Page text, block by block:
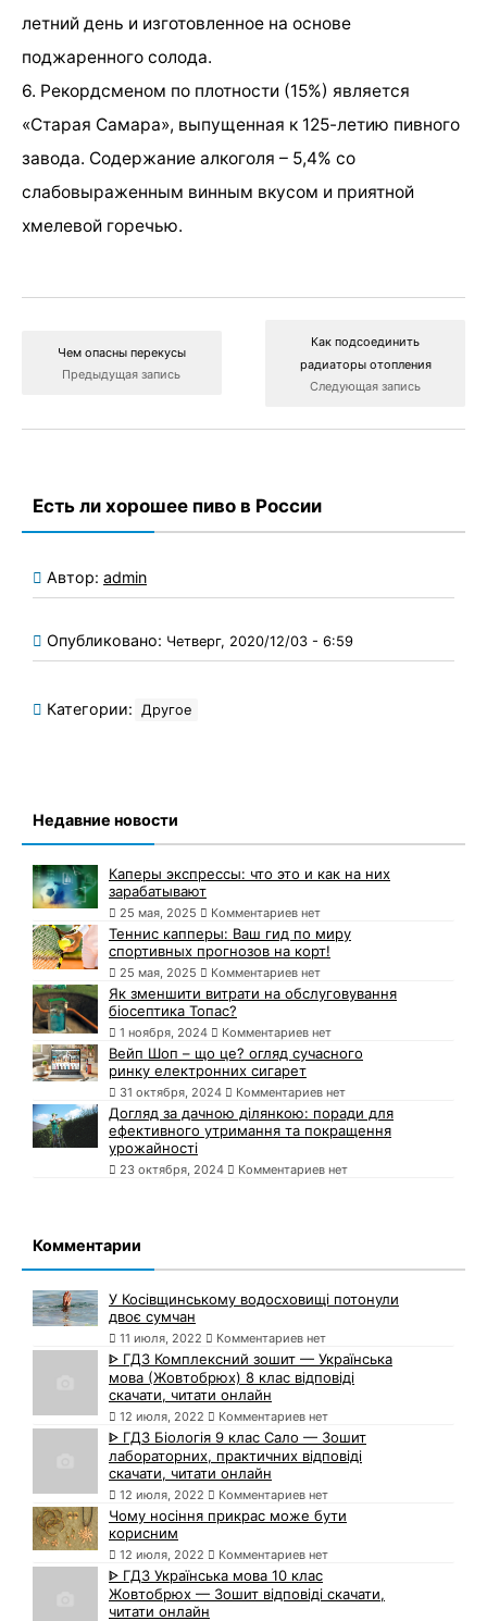
летний день и изготовленное на основе
поджаренного солода.
6. Рекордсменом по плотности (15%) является
«Старая Самара», выпущенная к 125-летию пивного
завода. Содержание алкоголя – 5,4% со
слабовыраженным винным вкусом и приятной
хмелевой горечью.
Чем опасны перекусы
Предыдущая запись
Как подсоединить
радиаторы отопления
Следующая запись
Есть ли хорошее пиво в России
Автор: admin
Опубликовано: Четверг, 2020/12/03 - 6:59
Категории: Другое
Недавние новости
Каперы экспрессы: что это и как на них
зарабатывают
25 мая, 2025 Комментариев нет
Теннис капперы: Ваш гид по миру
спортивных прогнозов на корт!
25 мая, 2025 Комментариев нет
Як зменшити витрати на обслуговування
біосептика Топас?
1 ноября, 2024 Комментариев нет
Вейп Шоп – що це? огляд сучасного
ринку електронних сигарет
31 октября, 2024 Комментариев нет
Догляд за дачною ділянкою: поради для
ефективного утримання та покращення
урожайності
23 октября, 2024 Комментариев нет
Комментарии
У Косівщинському водосховищі потонули
двоє сумчан
11 июля, 2022 Комментариев нет
ᐈ ГДЗ Комплексний зошит — Українська
мова (Жовтобрюх) 8 клас відповіді
скачати, читати онлайн
12 июля, 2022 Комментариев нет
ᐈ ГДЗ Біологія 9 клас Сало — Зошит
лабораторних, практичних відповіді
скачати, читати онлайн
12 июля, 2022 Комментариев нет
Чому носіння прикрас може бути
корисним
12 июля, 2022 Комментариев нет
ᐈ ГДЗ Українська мова 10 клас
Жовтобрюх — Зошит відповіді скачати,
читати онлайн